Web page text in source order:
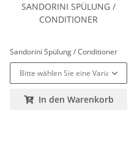
SANDORINI SPÜLUNG /
CONDITIONER
Sandorini Spülung / Conditioner
Bitte wählen Sie eine Variation.
In den Warenkorb